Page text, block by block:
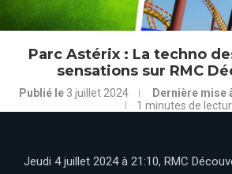
Parc Astérix : La techno
sensations sur RMC
Publié le 3 juillet 2024 Dernière mise
1 minutes de
Jeudi 4 juillet 2024 à 21:10, RMC